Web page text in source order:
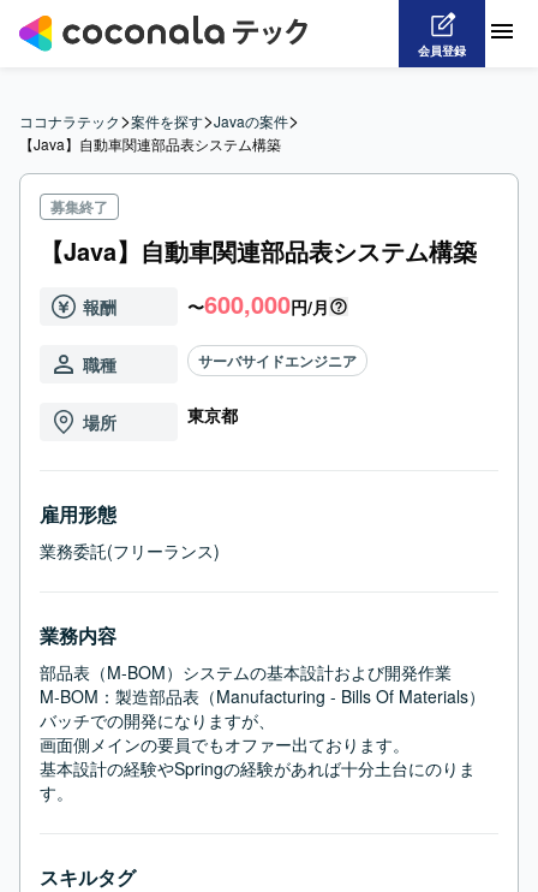
会員登録
ココナラテック>案件を探す>Javaの案件>
【Java】自動車関連部品表システム構築
募集終了
【Java】自動車関連部品表システム構築
報酬 〜600,000円/月
職種 サーバサイドエンジニア
場所 東京都
雇用形態
業務委託(フリーランス)
業務内容
部品表（M-BOM）システムの基本設計および開発作業
M-BOM：製造部品表（Manufacturing - Bills Of Materials）
バッチでの開発になりますが、
画面側メインの要員でもオファー出ております。
基本設計の経験やSpringの経験があれば十分土台にのりま
す。
スキルタグ